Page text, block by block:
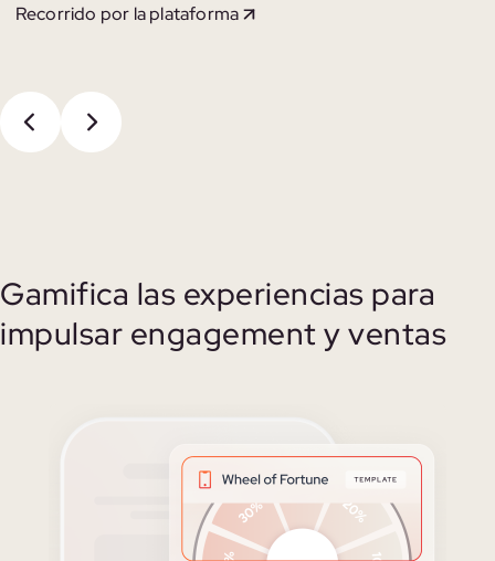
Recorrido por la plataforma
Gamifica las experiencias para
impulsar engagement y ventas